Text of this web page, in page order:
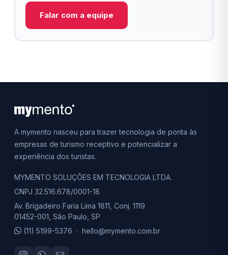
Falar com a equipe
A mymento nasceu para trazer tecnologia de ponta às
empresas de turismo receptivo e potencializar a
experiência dos turistas.
MYMENTO SOLUÇÕES EM TECNOLOGIA LTDA.
CNPJ 32.516.678/0001-18
Av. Brigadeiro Faria Lima 1811, Conj. 1119
01452-001, São Paulo, SP
(11) 5199-5376 · hello@mymento.com.br